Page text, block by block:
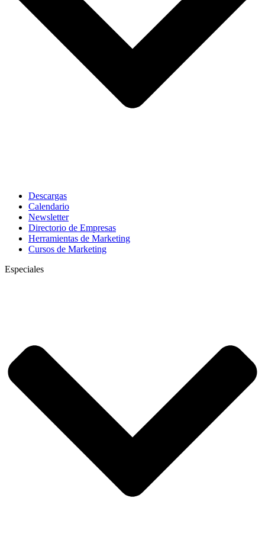
Descargas
Calendario
Newsletter
Directorio de Empresas
Herramientas de Marketing
Cursos de Marketing
Especiales